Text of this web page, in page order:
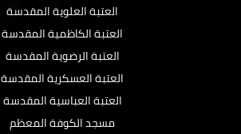
العتبة العلوية المقدسة
العتبة الكاظمية المقدسة
العتبة الرضوية المقدسة
العتبة العسكرية المقدسة
العتبة العباسية المقدسة
مسجد الكوفة المعظم